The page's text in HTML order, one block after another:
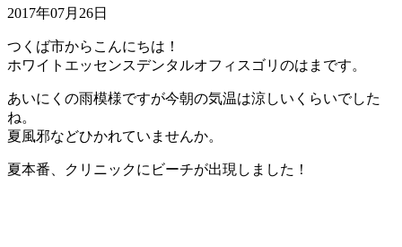
2017年07月26日
つくば市からこんにちは！
ホワイトエッセンスデンタルオフィスゴリのはまです。
あいにくの雨模様ですが今朝の気温は涼しいくらいでした
ね。
夏風邪などひかれていませんか。
夏本番、クリニックにビーチが出現しました！